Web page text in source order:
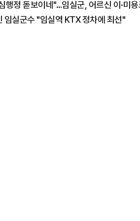
행정 돋보이네"…임실군, 어르신 이·미
임실군수 "임실역 KTX 정차에 최선"